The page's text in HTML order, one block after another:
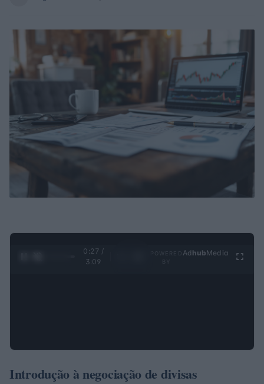
0:28 /
3:09
Ad hubMedia
Introdução à negociação de divisas